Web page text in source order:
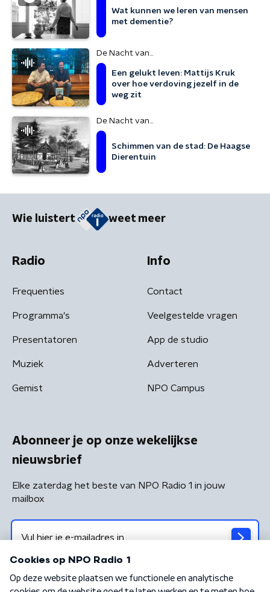
Wat kunnen we leren van mensen
met dementie?
De Nacht van...
Een gelukt leven: Mattijs Kruk
over hoe verdoving jezelf in de
weg zit
De Nacht van...
Schimmen van de stad: De Haagse
Dierentuin
Wie luistert weet meer
Radio
Frequenties
Programma's
Presentatoren
Muziek
Gemist
Info
Contact
Veelgestelde vragen
App de studio
Adverteren
NPO Campus
Abonneer je op onze wekelijkse
nieuwsbrief
Elke zaterdag het beste van NPO Radio 1 in jouw
mailbox